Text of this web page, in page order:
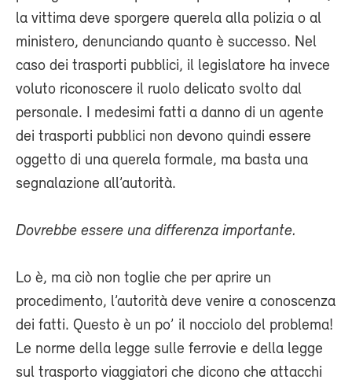
la vittima deve sporgere querela alla polizia o al
ministero, denunciando quanto è successo. Nel
caso dei trasporti pubblici, il legislatore ha invece
voluto riconoscere il ruolo delicato svolto dal
personale. I medesimi fatti a danno di un agente
dei trasporti pubblici non devono quindi essere
oggetto di una querela formale, ma basta una
segnalazione all’autorità.
Dovrebbe essere una differenza importante.
Lo è, ma ciò non toglie che per aprire un
procedimento, l’autorità deve venire a conoscenza
dei fatti. Questo è un po’ il nocciolo del problema!
Le norme della legge sulle ferrovie e della legge
sul trasporto viaggiatori che dicono che attacchi